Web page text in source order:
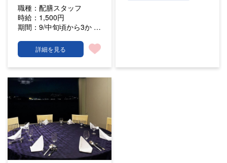
職種： 配膳スタッフ
時給： 1,500円
期間： 9/中旬頃から3か …
詳細を見る